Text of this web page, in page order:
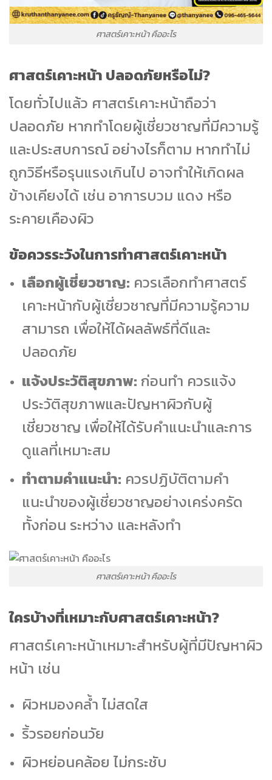
ศาสตร์เคาะหน้า คืออะไร
ศาสตร์เคาะหน้า ปลอดภัยหรือไม่?
โดยทั่วไปแล้ว ศาสตร์เคาะหน้าถือว่า
ปลอดภัย หากทำโดยผู้เชี่ยวชาญที่มีความรู้
และประสบการณ์ อย่างไรก็ตาม หากทำไม่
ถูกวิธีหรือรุนแรงเกินไป อาจทำให้เกิดผล
ข้างเคียงได้ เช่น อาการบวม แดง หรือ
ระคายเคืองผิว
ข้อควรระวังในการทำศาสตร์เคาะหน้า
เลือกผู้เชี่ยวชาญ: ควรเลือกทำศาสตร์
เคาะหน้ากับผู้เชี่ยวชาญที่มีความรู้ความ
สามารถ เพื่อให้ได้ผลลัพธ์ที่ดีและ
ปลอดภัย
แจ้งประวัติสุขภาพ: ก่อนทำ ควรแจ้ง
ประวัติสุขภาพและปัญหาผิวกับผู้
เชี่ยวชาญ เพื่อให้ได้รับคำแนะนำและการ
ดูแลที่เหมาะสม
ทำตามคำแนะนำ: ควรปฏิบัติตามคำ
แนะนำของผู้เชี่ยวชาญอย่างเคร่งครัด
ทั้งก่อน ระหว่าง และหลังทำ
ศาสตร์เคาะหน้า คืออะไร
ใครบ้างที่เหมาะกับศาสตร์เคาะหน้า?
ศาสตร์เคาะหน้าเหมาะสำหรับผู้ที่มีปัญหาผิว
หน้า เช่น
ผิวหมองคล้ำ ไม่สดใส
ริ้วรอยก่อนวัย
ผิวหย่อนคล้อย ไม่กระชับ